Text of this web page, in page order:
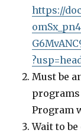
https://
Must be
Program
Wait to